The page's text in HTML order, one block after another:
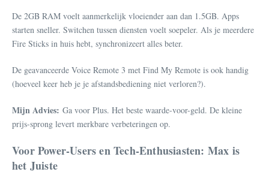
De 2GB RAM voelt aanmerkelijk vloeiender aan dan 1.5GB. Apps
starten sneller. Switchen tussen diensten voelt soepeler. Als je meerdere
Fire Sticks in huis hebt, synchronizeert alles beter.
De geavanceerde Voice Remote 3 met Find My Remote is ook handig
(hoeveel keer heb je je afstandsbediening niet verloren?).
Mijn Advies: Ga voor Plus. Het beste waarde-voor-geld. De kleine
prijs-sprong levert merkbare verbeteringen op.
Voor Power-Users en Tech-Enthusiasten: Max is
het Juiste